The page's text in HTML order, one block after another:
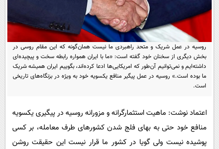
یک برش دانایی
محیط زیست
سفر و تفریح
فناوری و It
علمی
اخبار کریپتو
قرآن
گوناگون
سرگرمی
باشگاه مغز
فیلم
اقتصاد
فناوری
عصر ایران 2
پیامک
روانشناسی
روسیه در عمل شریک و متحد راهبردی ما نیست همان‌گونه که این مقام روسی در
بخش دیگری از سخنان خود گفته است: «ما با ایران همواره رابطه سخت و پیچیده‌ای
داشته‌ایم و نمی‌توانیم آن‌طور که امریکایی‌ها ادعا کرده‌اند، بگوییم ایران همیشه شریک
ما بوده است.» روسیه در عمل پیگیر منافع یکسویه خود به ویژه در بزنگاه‌های تاریخی
است.
اعتماد نوشت: ماهیت استثمارگرانه و مزورانه روسیه در پیگیری یکسویه
منافع خود حتی به بهای فلج شدن کشورهای طرف معامله، بر کسی
پوشیده نیست ولی گویا در کشور ما قرار نیست این حقیقت روشن